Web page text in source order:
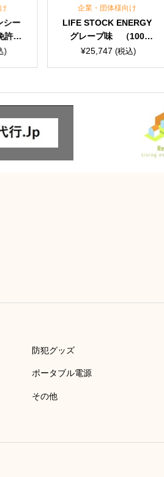
LIFE STOCK ENERGY
グレープ味 （100g/
80個入） 保存期間5年
LIFE
ベア
味 （
防犯グッズ
ポータブル電源
その他